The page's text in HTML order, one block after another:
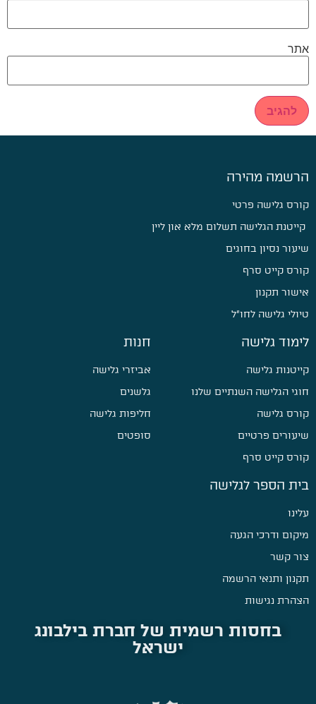
אתר
הרשמה מהירה
קורס גלישה פרטי
קייטנת הגלישה תשלום מלא און ליין
שיעור נסיון בחוגים
קורס קייט סרף
אישור תקנון
טיולי גלישה לחו״ל
לימוד גלישה
קייטנות גלישה
חוגי הגלישה השנתיים שלנו
קורס גלישה
שיעורים פרטיים
קורס קייט סרף
חנות
אביזרי גלישה
גלשנים
חליפות גלישה
סופטים
בית הספר לגלישה
עלינו
מיקום ודרכי הגעה
צור קשר
תקנון ותנאי הרשמה
הצהרת נגישות
בחסות רשמית של חברת בילבונג
ישראל